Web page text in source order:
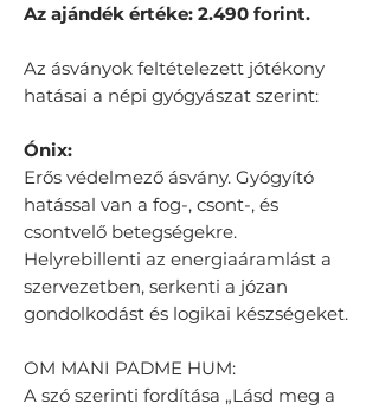
Az ajándék értéke: 2.490 forint.
Az ásványok feltételezett jótékony
hatásai a népi gyógyászat szerint:
Ónix:
Erős védelmező ásvány. Gyógyító
hatással van a fog-, csont-, és
csontvelő betegségekre.
Helyrebillenti az energiaáramlást a
szervezetben, serkenti a józan
gondolkodást és logikai készségeket.
OM MANI PADME HUM:
A szó szerinti fordítása „Lásd meg a